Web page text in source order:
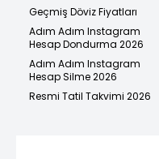
Geçmiş Döviz Fiyatları
Adım Adım Instagram
Hesap Dondurma 2026
Adım Adım Instagram
Hesap Silme 2026
Resmi Tatil Takvimi 2026